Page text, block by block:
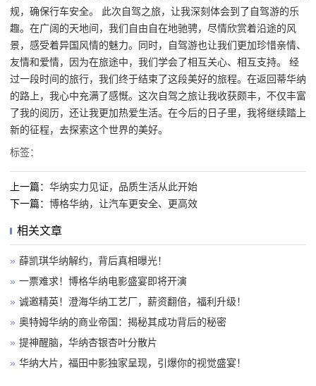
规，确保行车安全。 此次自驾之旅，让我深刻体会到了自驾游的乐
趣。在广阔的天地间，我们自由自在地驰骋，尽情欣赏着沿途的风
景，感受着异国风情的魅力。同时，自驾游也让我们更加珍惜亲情、
友情和爱情，因为在旅途中，我们学会了相互关心、相互支持。 经
过一段时间的旅行，我们终于结束了这段美好的旅程。在返回蒂华纳
的路上，我心中充满了感慨。这次自驾之旅让我收获颇丰，不仅丰富
了我的阅历，还让我更加热爱生活。在今后的日子里，我将继续踏上
新的征程，去探索这个世界的美好。
标签：
上一篇： 华纳实力见证，品质生活从此开始
下一篇： 博格华纳，让汽车更安全、更高效
相关文章
» 薛凯琪华纳解约，背后真相曝光！
» 一票难求！博格华纳电影盛宴即将开演
» 诚邀精英！澄海华纳工艺厂，薪资翻倍，福利升级！
» 奥特姆华纳的商业帝国：揭秘其成功背后的秘密
» 提神醒脑，华纳杏银杏叶分散片
» 华纳大片，福田中影独家呈现，引爆你的视觉盛宴！